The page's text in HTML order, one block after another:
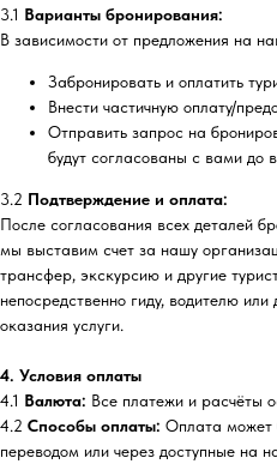
3.1 Варианты бронирования:
В зависимости от предложения на
Забронировать и оплатить
Внести частичную оплату/
Отправить запрос на
будут согласованы с вами до
3.2 Подтверждение и оплата:
После согласования всех деталей
мы выставим счет за нашу
трансфер, экскурсию и другие
непосредственно гиду, водителю
оказания услуги.
4. Условия оплаты
4.1 Валюта: Все платежи и расчёты
4.2 Способы оплаты: Оплата может
переводом или через доступные на